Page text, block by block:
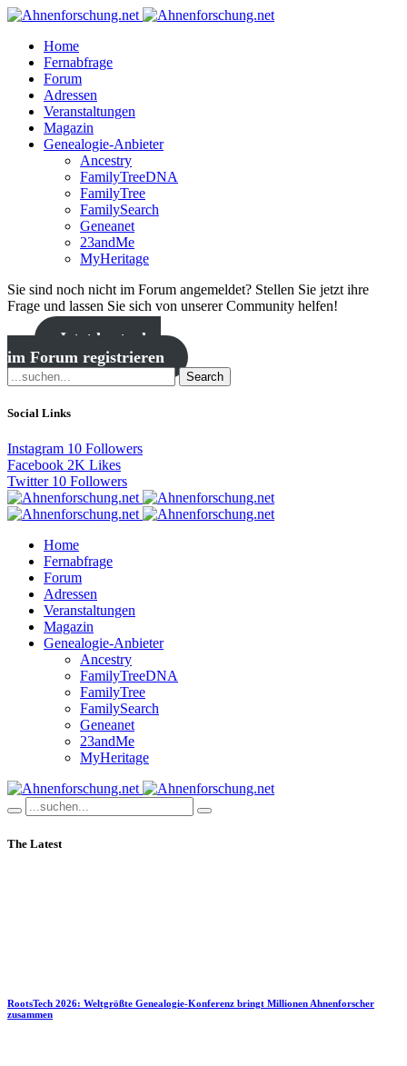
Home
Fernabfrage
Forum
Adressen
Veranstaltungen
Magazin
Genealogie-Anbieter
Ancestry
FamilyTreeDNA
FamilyTree
FamilySearch
Geneanet
23andMe
MyHeritage
Sie sind noch nicht im Forum angemeldet? Stellen Sie jetzt ihre
Frage und lassen Sie sich von unserer Community helfen!
Jetzt kostenlos
im Forum registrieren
Search
Social Links
Instagram 10 Followers
Facebook 2K Likes
Twitter 10 Followers
Home
Fernabfrage
Forum
Adressen
Veranstaltungen
Magazin
Genealogie-Anbieter
Ancestry
FamilyTreeDNA
FamilyTree
FamilySearch
Geneanet
23andMe
MyHeritage
The Latest
RootsTech 2026: Weltgrößte Genealogie-Konferenz bringt Millionen Ahnenforscher
zusammen